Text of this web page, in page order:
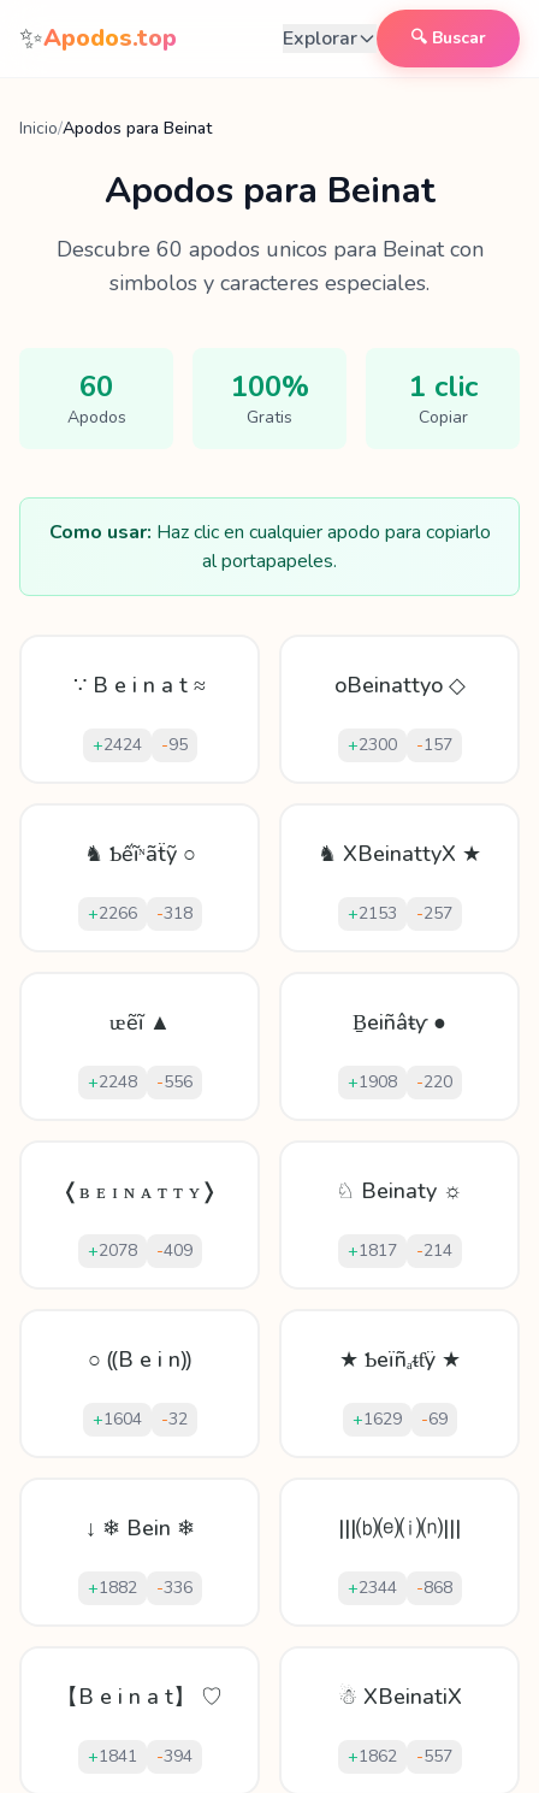
Saltar al contenido
✨Apodos.top Explorar 🔍 Buscar
Inicio/Apodos para Beinat
Apodos para Beinat
Descubre 60 apodos unicos para Beinatcon
simbolos y caracteres especiales.
60
Apodos
100%
Gratis
1 clic
Copiar
Como usar: Haz clic en cualquier apodo para copiarlo
al portapapeles.
∵ B e i n a t ≈
+2424 -95
oBeinattyo ◇
+2300 -157
♞ Ƅếĩᶰãẗỹ ○
+2266 -318
♞ XBeinattyX ★
+2153 -257
ᵫẽĩ ▲
+2248 -556
Ḇeіñâŧƴ ●
+1908 -220
❬ʙ ᴇ ɪ ɴ ᴀ ᴛ ᴛ ʏ❭
+2078 -409
♘ Beinaty ☼
+1817 -214
○ ⸨B e i n⸩
+1604 -32
★ Ƅeïñₐᵵƭÿ ★
+1629 -69
↓ ❄ Bein ❄
+1882 -336
|||⒝⒠⒤⒩|||
+2344 -868
【B e i n a t】 ♡
+1841 -394
☃ XBeinatiX
+1862 -557